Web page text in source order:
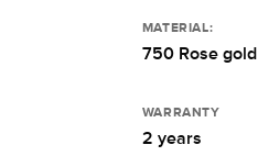
MATERIAL:
750 Rose gold
WARRANTY
2 years